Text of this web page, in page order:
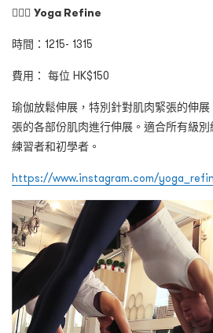
🧘🏻‍♀️ Yoga Refine
時間：1215- 1315
費用： 每位 HK$150
瑜伽放鬆伸展，特別針對肌肉緊張的伸
張的各部份肌肉進行伸展。適合所有級
練習者和初學者。
https://www.instagram.com/